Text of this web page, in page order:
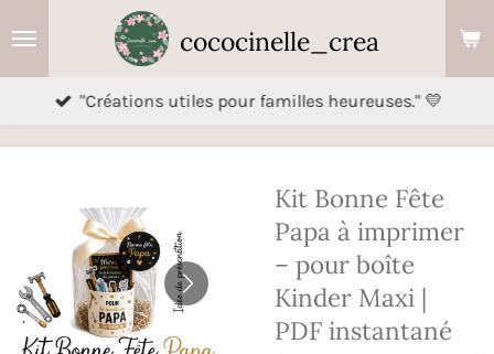
cococinelle_crea
"Créations utiles pour familles heureuses." 💛
Kit Bonne Fête
Papa à imprimer
– pour boîte
Kinder Maxi |
PDF instantané